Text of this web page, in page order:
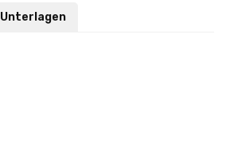
Unterlagen